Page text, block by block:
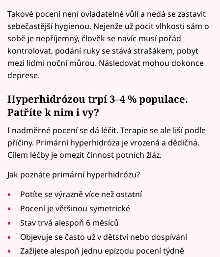
Takové pocení není ovladatelné vůlí a nedá se zastavit
sebečastější hygienou. Nejenže už pocit vlhkosti sám o
sobě je nepříjemný, člověk se navíc musí pořád
kontrolovat, podání ruky se stává strašákem, pobyt
mezi lidmi noční můrou. Následovat mohou dokonce
deprese.
Hyperhidrózou trpí 3–4 % populace.
Patříte k nim i vy?
I nadměrné pocení se dá léčit. Terapie se ale liší podle
příčiny. Primární hyperhidróza je vrozená a dědičná.
Cílem léčby je omezit činnost potních žláz.
Jak poznáte primární hyperhidrózu?
Potíte se výrazně více než ostatní
Pocení je většinou symetrické
Stav trvá alespoň 6 měsíců
Objevuje se často už v dětství nebo dospívání
Zažijete alespoň jednu epizodu pocení týdně